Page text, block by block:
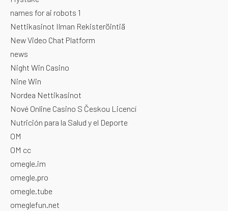
names for ai robots 1
Nettikasinot Ilman Rekisteröintiä
New Video Chat Platform
news
Night Win Casino
Nine Win
Nordea Nettikasinot
Nové Online Casino S Českou Licencí
Nutrición para la Salud y el Deporte
OM
OM cc
omegle.im
omegle.pro
omegle.tube
omeglefun.net